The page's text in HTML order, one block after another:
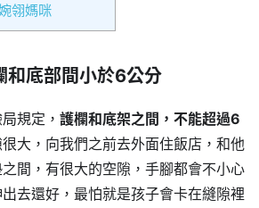
翎媽咪
和底部間小於6公分
規定， 護欄和底架之間，不能超過6
很大，向我們之前去外面住飯店，和他
間，有很大的空隙，手腳都會不小心
去還好，最怕就是孩子會卡在縫隙裡